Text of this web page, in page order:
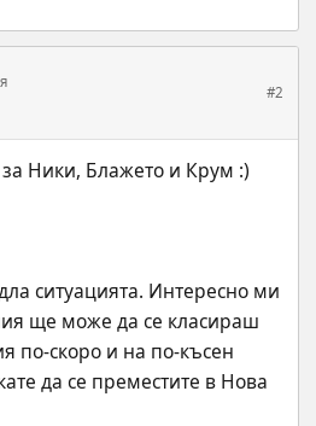
#2
ситуацията. Интересно ми
ще може да се класираш
по-скоро и на по-късен
да се преместите в Нова